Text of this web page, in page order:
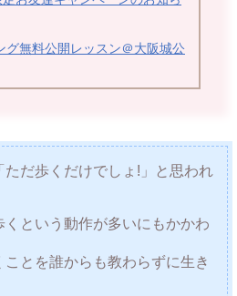
グ無料公開レッスン＠大阪城公
ただ歩くだけでしょ!」と思われ
という動作が多いにもかかわ
とを誰からも教わらずに生き